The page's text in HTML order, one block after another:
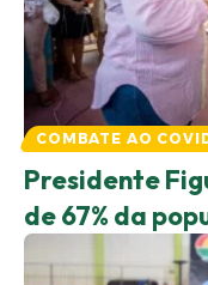
COMBATE AO
Presidente
de 67% da